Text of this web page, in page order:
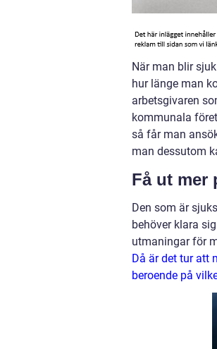
När man blir
hur länge man
arbetsgivaren
kommunala
så får man
man dessutom
Få ut mer
Den som är
behöver klara
utmaningar för
Då är det tur att
beroende på